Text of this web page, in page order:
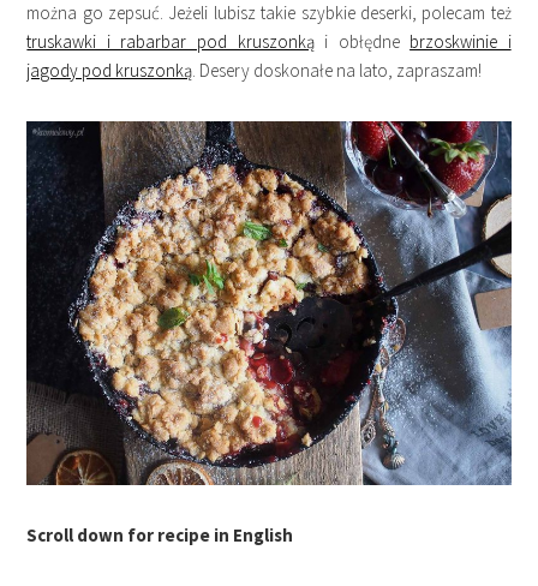
można go zepsuć. Jeżeli lubisz takie szybkie deserki, polecam też
truskawki i rabarbar pod kruszonkąi obłędne brzoskwinie i
jagody pod kruszonką. Desery doskonałe na lato, zapraszam!
Scroll down for recipe in English